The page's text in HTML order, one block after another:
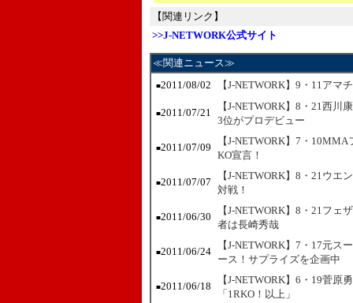
【関連リンク】
>>J-NETWORK公式サイト
≪関連ニュース≫
■2011/08/02 【J-NETWORK】9・11ア
■2011/07/21
【J-NETWORK】8・21西
3位がプロデビュー
■2011/07/09
【J-NETWORK】7・
KO宣言！
■2011/07/07
【J-NETWORK】8・21ウ
対戦！
■2011/06/30
【J-NETWORK】8・21フ
者は長崎秀哉
■2011/06/24
【J-NETWORK】7・17元
ース！サプライズを企画中
■2011/06/18
【J-NETWORK】6・19菅
「1RKO！以上」